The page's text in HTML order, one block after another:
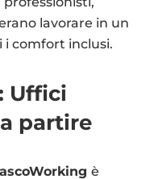
lavorare in un
comfort inclusi.
Uffici
partire
è